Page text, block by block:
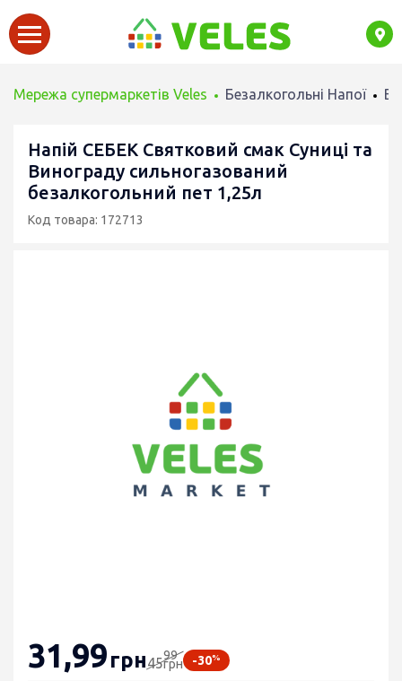
Мережа супермаркетів Veles Безалкогольні Напої
Напій СЕБЕК Святковий смак Суниці та
Винограду сильногазований
безалкогольний пет 1,25л
Код товара: 172713
31,99грн4599
грн -30%